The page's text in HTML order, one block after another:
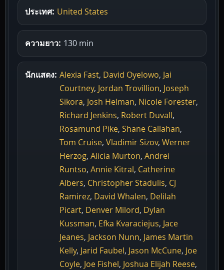
ประเทศ: United States
ความยาว: 130 min
นักแสดง: Alexia Fast, David Oyelowo, Jai
Courtney, Jordan Trovillion, Joseph
Sikora, Josh Helman, Nicole Forester,
Richard Jenkins, Robert Duvall,
Rosamund Pike, Shane Callahan,
Tom Cruise, Vladimir Sizov, Werner
Herzog, Alicia Murton, Andrei
Runtso, Annie Kitral, Catherine
Albers, Christopher Stadulis, CJ
Ramirez, David Whalen, Delilah
Picart, Denver Milord, Dylan
Kussman, Efka Kvaraciejus, Jace
Jeanes, Jackson Nunn, James Martin
Kelly, Jarid Faubel, Jason McCune, Joe
Coyle, Joe Fishel, Joshua Elijah Reese,